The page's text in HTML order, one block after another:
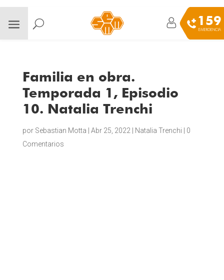
159
EMERGENCIA
Familia en obra.
Temporada 1, Episodio
10. Natalia Trenchi
por Sebastian Motta Abr 25, 2022 Natalia Trenchi
0
Comentarios